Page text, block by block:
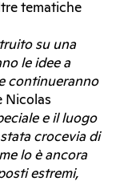
tematiche
su una
le idee a
continueranno
Nicolas
e il luogo
crocevia di
lo è ancora
estremi,